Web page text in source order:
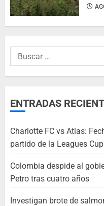
ENTRADAS
Charlotte FC vs Atlas:
partido de la Leagues
Colombia despide al
Petro tras cuatro años
Investigan brote de